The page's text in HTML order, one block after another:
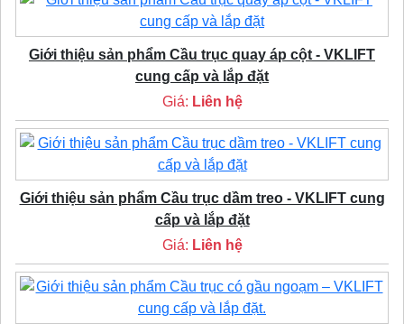
Giới thiệu sản phẩm Cầu trục quay áp cột - VKLIFT
cung cấp và lắp đặt
Giá: Liên hệ
Giới thiệu sản phẩm Cầu trục dầm treo - VKLIFT cung
cấp và lắp đặt
Giá: Liên hệ